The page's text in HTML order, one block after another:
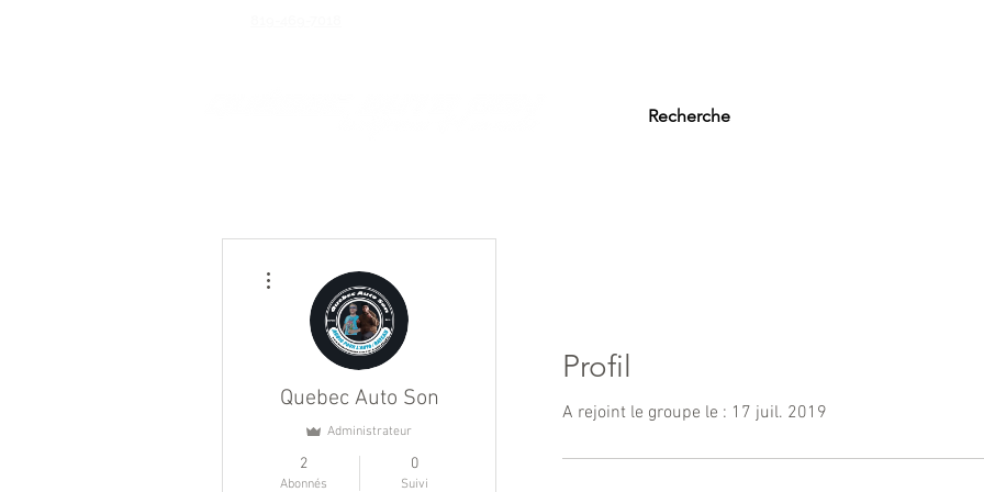
Profil
A rejoint le groupe le : 17 juil. 2019
Quebec Auto Son
Administrateur
2
Abonnés
0
Suivi